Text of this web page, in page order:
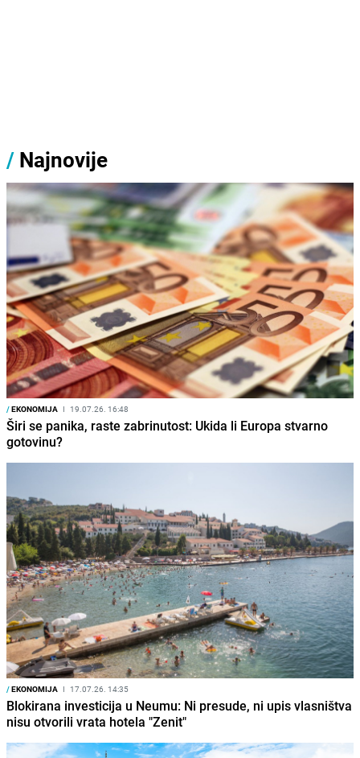
/ Najnovije
/EKONOMIJA I 19.07.26. 16:48
Širi se panika, raste zabrinutost: Ukida li Europa stvarno
gotovinu?
/EKONOMIJA I 17.07.26. 14:35
Blokirana investicija u Neumu: Ni presude, ni upis vlasništva
nisu otvorili vrata hotela "Zenit"